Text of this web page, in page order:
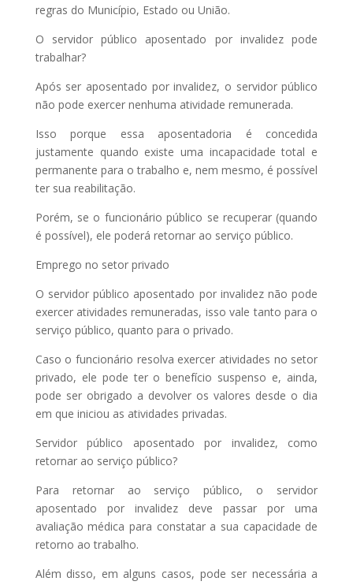
regras do Município, Estado ou União.
O servidor público aposentado por invalidez pode
trabalhar?
Após ser aposentado por invalidez, o servidor público
não pode exercer nenhuma atividade remunerada.
Isso porque essa aposentadoria é concedida
justamente quando existe uma incapacidade total e
permanente para o trabalho e, nem mesmo, é possível
ter sua reabilitação.
Porém, se o funcionário público se recuperar (quando
é possível), ele poderá retornar ao serviço público.
Emprego no setor privado
O servidor público aposentado por invalidez não pode
exercer atividades remuneradas, isso vale tanto para o
serviço público, quanto para o privado.
Caso o funcionário resolva exercer atividades no setor
privado, ele pode ter o benefício suspenso e, ainda,
pode ser obrigado a devolver os valores desde o dia
em que iniciou as atividades privadas.
Servidor público aposentado por invalidez, como
retornar ao serviço público?
Para retornar ao serviço público, o servidor
aposentado por invalidez deve passar por uma
avaliação médica para constatar a sua capacidade de
retorno ao trabalho.
Além disso, em alguns casos, pode ser necessária a